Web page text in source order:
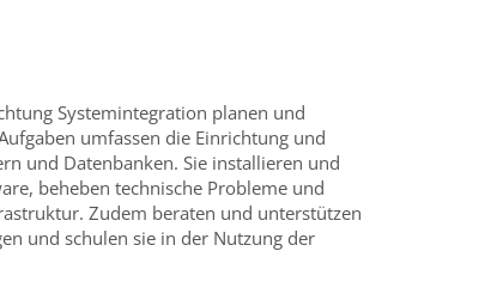
Systemintegration planen und
umfassen die Einrichtung und
und Datenbanken. Sie installieren und
beheben technische Probleme und
Zudem beraten und unterstützen
und schulen sie in der Nutzung der